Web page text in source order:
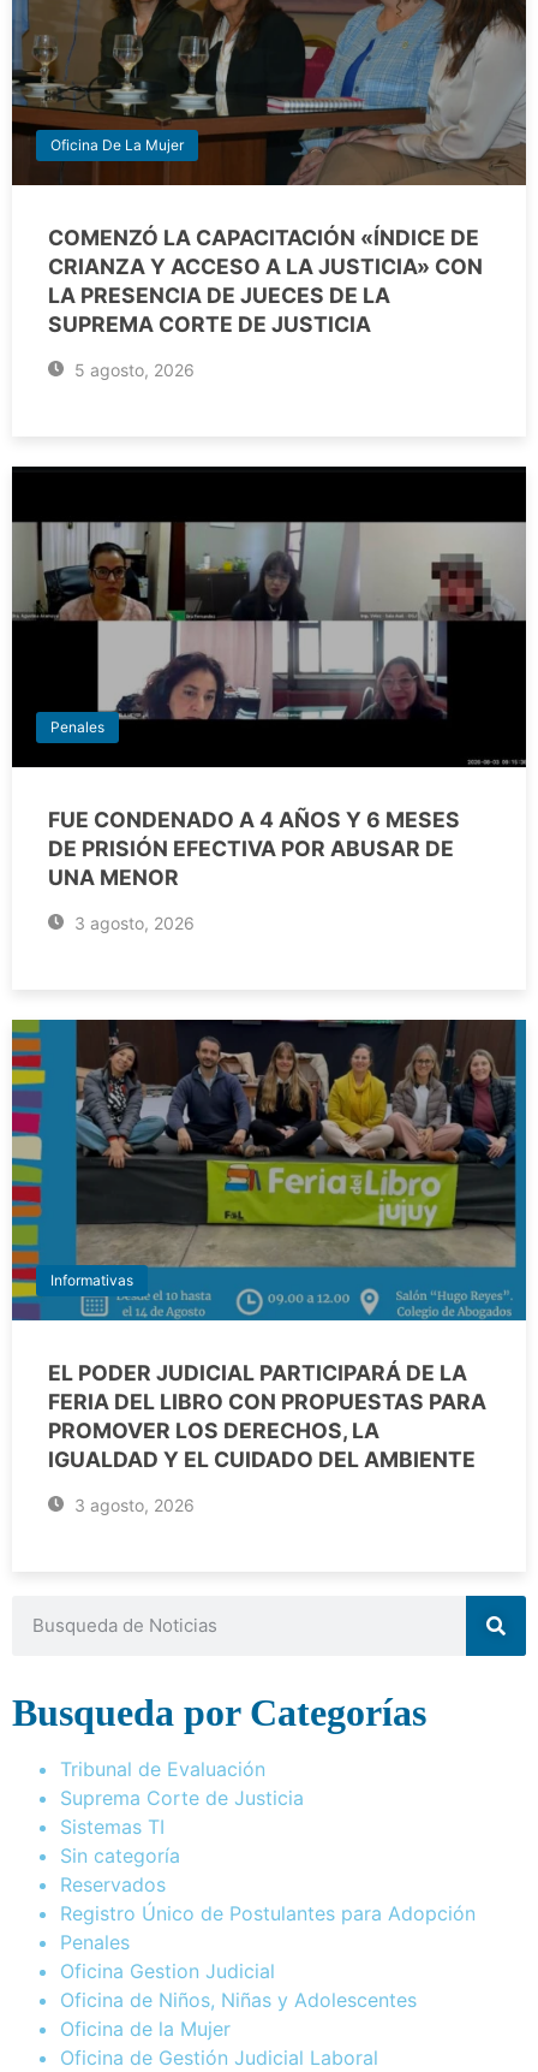
Oficina De La Mujer
COMENZÓ LA CAPACITACIÓN «ÍNDICE DE
CRIANZA Y ACCESO A LA JUSTICIA» CON
LA PRESENCIA DE JUECES DE LA
SUPREMA CORTE DE JUSTICIA
5 agosto, 2026
Penales
FUE CONDENADO A 4 AÑOS Y 6 MESES
DE PRISIÓN EFECTIVA POR ABUSAR DE
UNA MENOR
3 agosto, 2026
Informativas
EL PODER JUDICIAL PARTICIPARÁ DE LA
FERIA DEL LIBRO CON PROPUESTAS PARA
PROMOVER LOS DERECHOS, LA
IGUALDAD Y EL CUIDADO DEL AMBIENTE
3 agosto, 2026
Busqueda por Categorías
Tribunal de Evaluación
Suprema Corte de Justicia
Sistemas TI
Sin categoría
Reservados
Registro Único de Postulantes para Adopción
Penales
Oficina Gestion Judicial
Oficina de Niños, Niñas y Adolescentes
Oficina de la Mujer
Oficina de Gestión Judicial Laboral